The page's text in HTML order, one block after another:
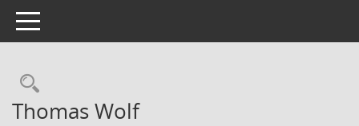
Toggle navigation
Rechercheauswahl
Thomas Wolf